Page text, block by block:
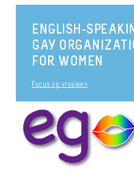
ENGLISH-
GAY
FOR WOMEN
Focus op vrouwen